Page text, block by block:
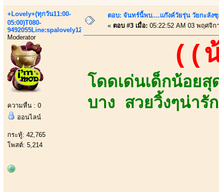
+Lovely+(ทุกวัน11:00-
05:00)T080-
9492055Line:spalovely123
Moderator
ความหื่น : 0
ออนไลน์
กระทู้: 42,765
โพสต์: 5,214
ตอบ: จันทร์นี้พบ....แก๊งค์วัยรุ่น วัยกะลัง
« ตอบ #3 เมื่อ: 05:22:52 AM 03 พฤศจิก
((
โดดเด่นเด็กน้อย
บาง สวยวิ้งๆน่า